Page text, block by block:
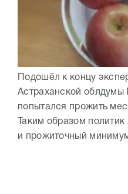
Подошёл к концу
Астраханской
попытался прожить
Таким образом
и прожиточный